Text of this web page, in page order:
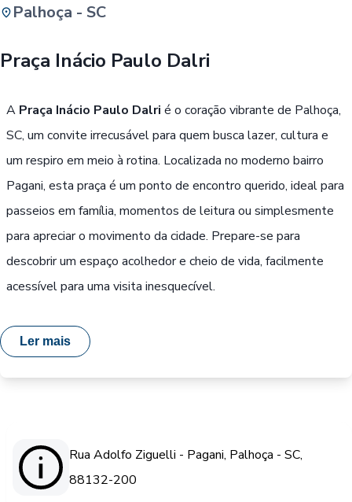
Palhoça - SC
Praça Inácio Paulo Dalri
A Praça Inácio Paulo Dalri é o coração vibrante de Palhoça,
SC, um convite irrecusável para quem busca lazer, cultura e
um respiro em meio à rotina. Localizada no moderno bairro
Pagani, esta praça é um ponto de encontro querido, ideal para
passeios em família, momentos de leitura ou simplesmente
para apreciar o movimento da cidade. Prepare-se para
descobrir um espaço acolhedor e cheio de vida, facilmente
acessível para uma visita inesquecível.
Ler mais
Rua Adolfo Ziguelli - Pagani, Palhoça - SC,
88132-200